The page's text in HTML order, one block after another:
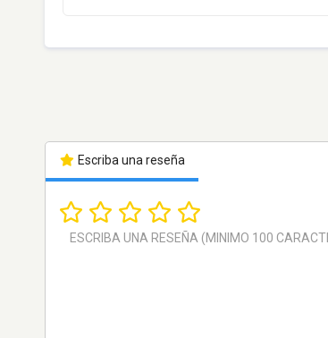
Escriba una reseña